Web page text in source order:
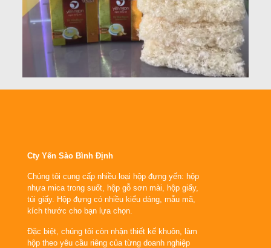
Cty Yến Sào Bình Định
Chúng tôi cung cấp nhiều loại hộp đựng yến: hộp
nhựa mica trong suốt, hộp gỗ sơn mài, hộp giấy,
túi giấy. Hộp đựng có nhiều kiểu dáng, mẫu mã,
kích thước cho bạn lựa chọn.
Đặc biệt, chúng tôi còn nhận thiết kế khuôn, làm
hộp theo yêu cầu riêng của từng doanh nghiệp